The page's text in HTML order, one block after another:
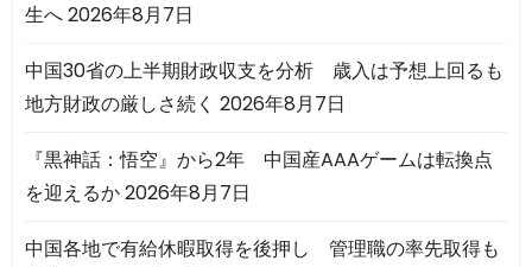
生へ2026年8月7日
中国30省の上半期財政収支を分析 歳入は予想上回るも
地方財政の厳しさ続く 2026年8月7日
『黒神話：悟空』から2年 中国産AAAゲームは転換点
を迎えるか2026年8月7日
中国各地で有給休暇取得を後押し 管理職の率先取得も